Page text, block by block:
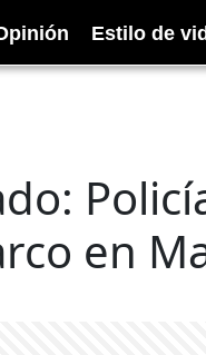
Estilo de
en